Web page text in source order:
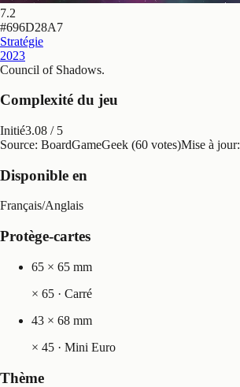
7.2
#696D28A7
Stratégie
2023
Council of Shadows.
Complexité du jeu
Initié3.08 / 5
Source: BoardGameGeek (60 votes)Mise à jour:
Disponible en
Français/Anglais
Protège-cartes
65 × 65 mm
× 65 · Carré
43 × 68 mm
× 45 · Mini Euro
Thème